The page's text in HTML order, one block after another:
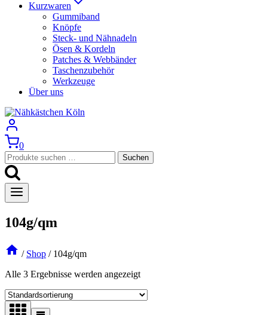
Kurzwaren
Gummiband
Knöpfe
Steck- und Nähnadeln
Ösen & Kordeln
Patches & Webbänder
Taschenzubehör
Werkzeuge
Über uns
0
Suchen
nach:
Suchen
104g/qm
/ Shop / 104g/qm
Alle 3 Ergebnisse werden angezeigt